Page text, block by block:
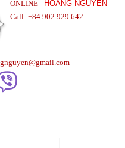
ONLINE - HOANG NGUYEN
Call: +84 902 929 642